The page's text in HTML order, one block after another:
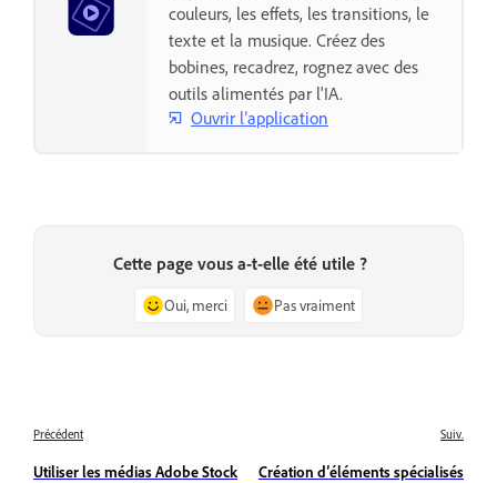
couleurs, les effets, les transitions, le
texte et la musique. Créez des
bobines, recadrez, rognez avec des
outils alimentés par l'IA.
Ouvrir l’application
Cette page vous a-t-elle été utile ?
Oui, merci Pas vraiment
Précédent
Utiliser les médias Adobe Stock
Suiv.
Création d’éléments spécialisés